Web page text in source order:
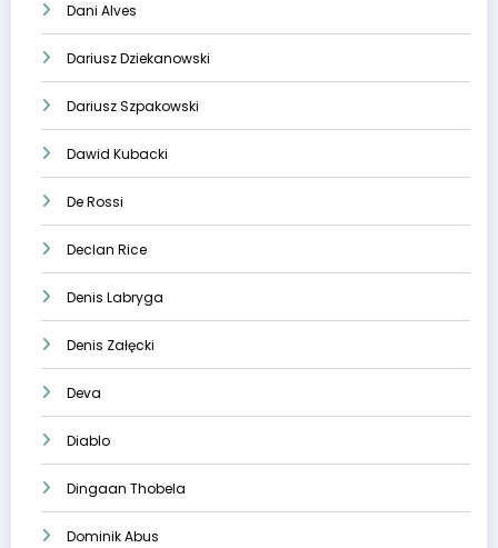
Dani Alves
Dariusz Dziekanowski
Dariusz Szpakowski
Dawid Kubacki
De Rossi
Declan Rice
Denis Labryga
Denis Załęcki
Deva
Diablo
Dingaan Thobela
Dominik Abus